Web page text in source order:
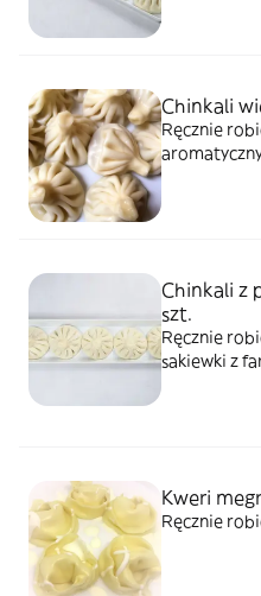
Chinkali
Ręcznie
Chinkali z
szt.
Ręcznie
sakiewki z
Kweri
Ręcznie